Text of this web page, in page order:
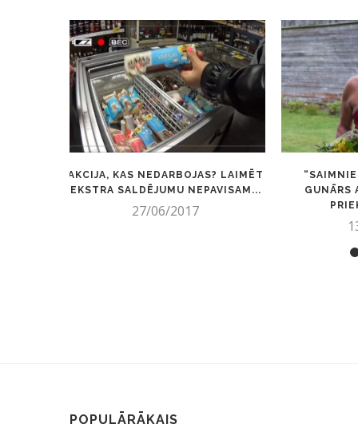
AKCIJA, KAS NEDARBOJAS? LAIMĒT
EKSTRA SALDĒJUMU NEPAVISAM...
27/06/2017
GUNĀRS
POPULĀRĀKAIS